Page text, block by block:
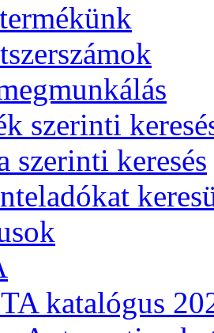
szerinti
szerinti keresés
katalógus